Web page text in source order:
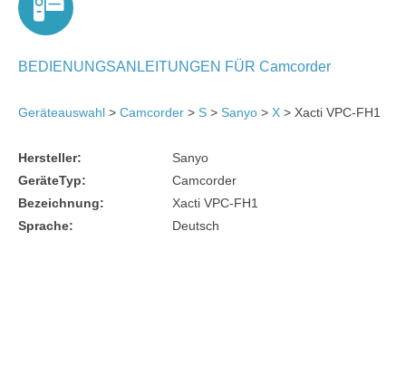
BEDIENUNGSANLEITUNGEN FÜR Camcorder
Geräteauswahl > Camcorder > S > Sanyo > X > Xacti VPC-FH1
Hersteller:
Sanyo
GeräteTyp:
Camcorder
Bezeichnung:
Xacti VPC-FH1
Sprache:
Deutsch